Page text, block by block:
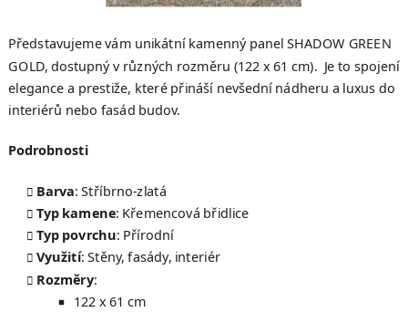
Představujeme vám unikátní kamenný panel SHADOW GREEN
GOLD, dostupný v různých rozměru (122 x 61 cm). Je to spojení
elegance a prestiže, které přináší nevšední nádheru a luxus do
interiérů nebo fasád budov.
Podrobnosti
Barva: Stříbrno-zlatá
Typ kamene: Křemencová břidlice
Typ povrchu: Přírodní
Využití: Stěny, fasády, interiér
Rozměry:
122 x 61 cm